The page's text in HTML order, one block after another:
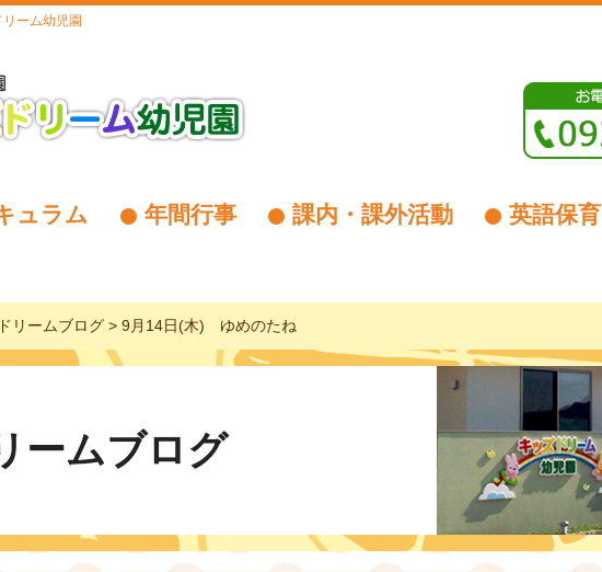
ーム幼児園
ュラム 年間行事 課内・課外活動 英語保育
リームブログ > 9月14日(木) ゆめのたね
ームブログ